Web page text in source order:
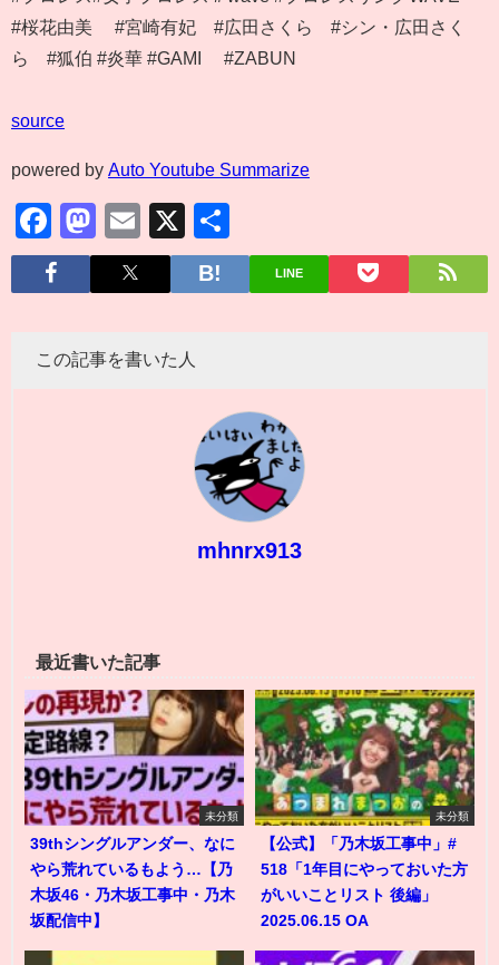
#桜花由美 #宮崎有妃 #広田さくら #シン・広田さく
ら #狐伯 #炎華 #GAMI #ZABUN
source
powered by Auto Youtube Summarize
Facebook
Mastodon
Email
X
有
LINE
この記事を書いた人
mhnrx913
最近書いた記事
未分類
39thシングルアンダー、なに
やら荒れているもよう…【乃
木坂46・乃木坂工事中・乃木
坂配信中】
未分類
【公式】「乃木坂工事中」#
518「1年目にやっておいた方
がいいことリスト 後編」
2025.06.15 OA